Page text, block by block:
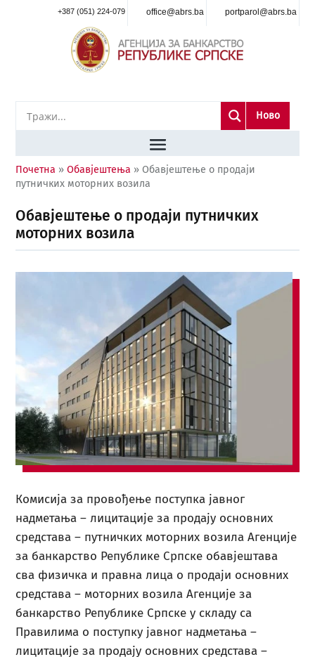
+387 (051) 224-079 office@abrs.ba portparol@abrs.ba
Ново
Почетна »Обавјештења » Обавјештење о продаји
путничких моторних возила
Обавјештење о продаји путничких
моторних возила
Комисија за провођење поступка јавног
надметања – лицитације за продају основних
средстава – путничких моторних возила Агенције
за банкарство Републике Српске обавјештава
сва физичка и правна лица о продаји основних
средстава – моторних возила Агенције за
банкарство Републике Српске у складу са
Правилима о поступку јавног надметања –
лицитације за продају основних средстава –